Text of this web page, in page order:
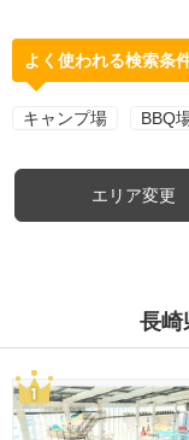
よく使われる検索条
キャンプ場 BBQ
エリア変更
長崎